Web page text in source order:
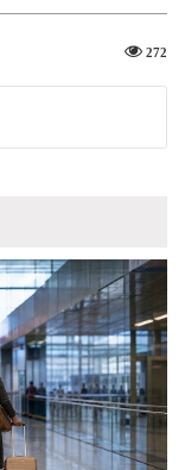
272